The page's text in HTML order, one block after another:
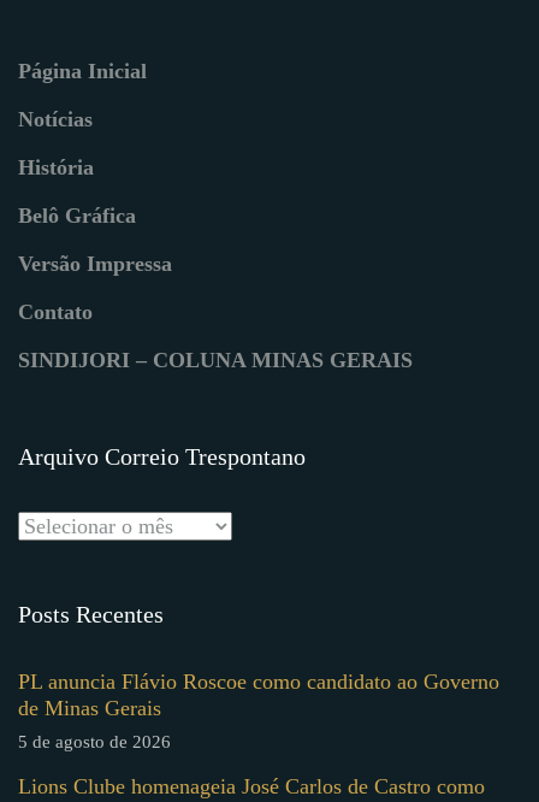
Página Inicial
Notícias
História
Belô Gráfica
Versão Impressa
Contato
SINDIJORI – COLUNA MINAS GERAIS
Arquivo Correio Trespontano
Posts Recentes
PL anuncia Flávio Roscoe como candidato ao Governo
de Minas Gerais
5 de agosto de 2026
Lions Clube homenageia José Carlos de Castro como